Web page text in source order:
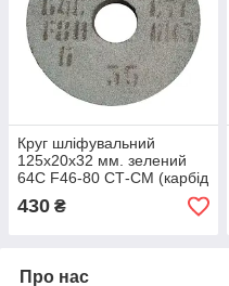
Круг шліфувальний
125х20х32 мм. зелений
64С F46-80 СТ-СМ (карбід
кремнію)
430 ₴
Про нас